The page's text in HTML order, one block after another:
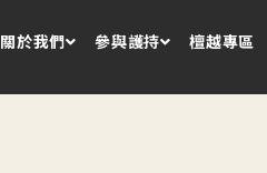
關於我們 參與護持 檀越專區